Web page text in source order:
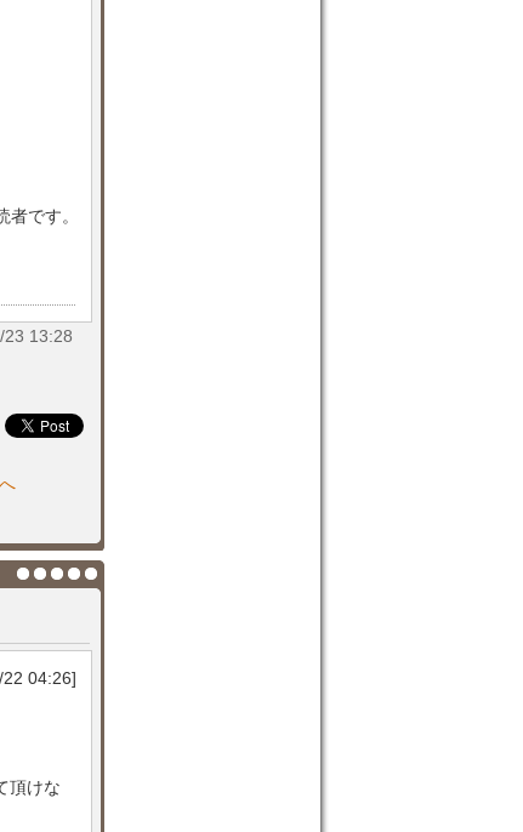
です。
23 13:28
04:26]
頂けな